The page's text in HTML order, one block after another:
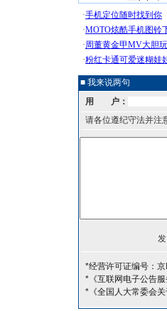
■ 我来说两句
用 户：
请各位遵纪守法并注
*经营许可证编号：
*《互联网电子公告服
*《全国人大常委会关